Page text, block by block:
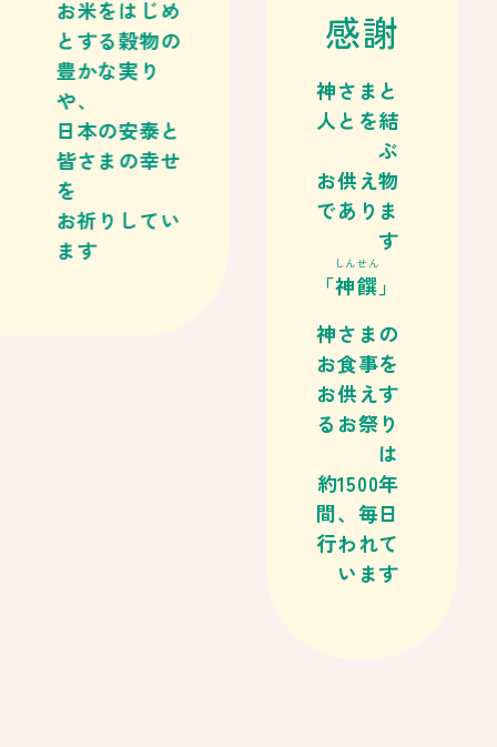
お米をはじめ
とする穀物の
豊かな実り
や、
日本の安泰と
皆さまの幸せ
を
お祈りしてい
ます
感謝
神さまと
人とを結
ぶ
お供え物
でありま
す
「神饌
しんせん
」
神さまの
お食事を
お供えす
るお祭り
は
約1500年
間、毎日
行われて
います